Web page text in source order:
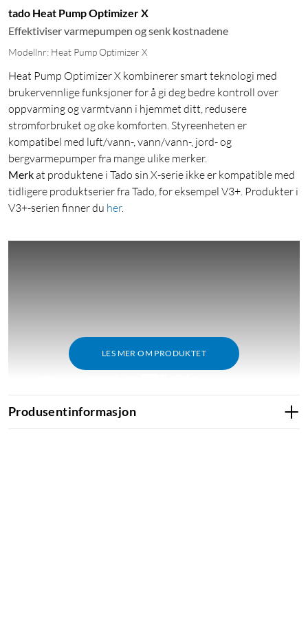
tado Heat Pump Optimizer X
Effektiviser varmepumpen og senk kostnadene
Modellnr: Heat Pump Optimizer X
Heat Pump Optimizer X kombinerer smart teknologi med
brukervennlige funksjoner for å gi deg bedre kontroll over
oppvarming og varmtvann i hjemmet ditt, redusere
strømforbruket og øke komforten. Styreenheten er
kompatibel med luft/vann-, vann/vann-, jord- og
bergvarmepumper fra mange ulike merker.
Merkat produktene i Tado sin X-serie ikke er kompatible med
tidligere produktserier fra Tado, for eksempel V3+. Produkter i
V3+-serien finner du her.
LES MER OM PRODUKTET
Sammendrag
Produsentinformasjon